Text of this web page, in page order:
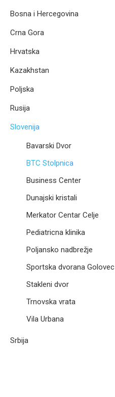
Bosna i Hercegovina
Crna Gora
Hrvatska
Kazakhstan
Poljska
Rusija
Slovenija
Bavarski Dvor
BTC Stolpnica
Business Center
Dunajski kristali
Merkator Centar Celje
Pediatricna klinika
Poljansko nadbrežje
Sportska dvorana Golovec
Stakleni dvor
Trnovska vrata
Vila Urbana
Srbija